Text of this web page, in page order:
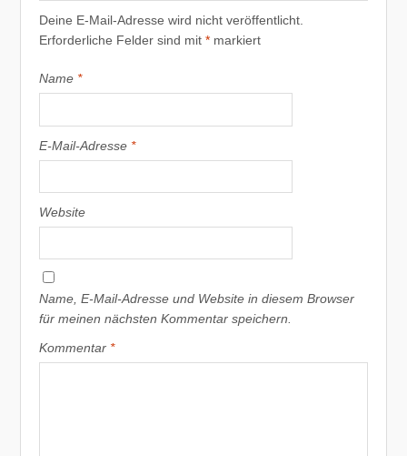
Deine E-Mail-Adresse wird nicht veröffentlicht.
Erforderliche Felder sind mit* markiert
Name *
E-Mail-Adresse *
Website
Name, E-Mail-Adresse und Website in diesem Browser
für meinen nächsten Kommentar speichern.
Kommentar *